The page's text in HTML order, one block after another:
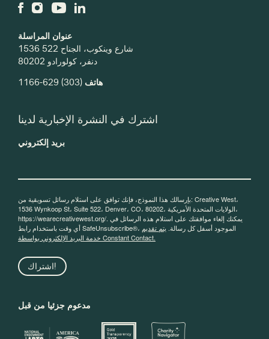
عنوان المراسلة
1536 شارع وينكوب، الجناح 522
دنفر، كولورادو 80202
هاتف (303) 629-1166
اشترك في النشرة الإخبارية لدينا
بريد إلكتروني
بإرسالك هذا النموذج، فإنك توافق على استلام رسائل تسويقية من: Creative West،
1536 Wynkoop St، Suite 522، Denver، CO، 80202، الولايات المتحدة الأمريكية،
https://wearecreativewest.org/. يمكنك إلغاء موافقتك على استلام هذه الرسائل في
أي وقت باستخدام رابط SafeUnsubscribe®، الموجود أسفل كل رسالة. يتم تقديم
خدمة البريد الإلكتروني بواسطة Constant Contact.
اشتراك!
مدعوم جزئيا من قبل